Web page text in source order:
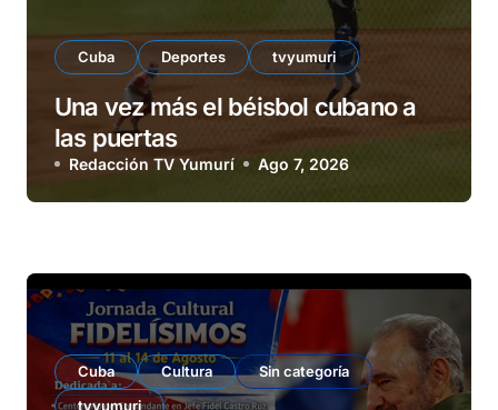
Cuba Deportes tvyumuri
Una vez más el béisbol cubano a
las puertas
Redacción TV Yumurí Ago 7, 2026
Cuba Cultura
Sin categoría
tvyumuri